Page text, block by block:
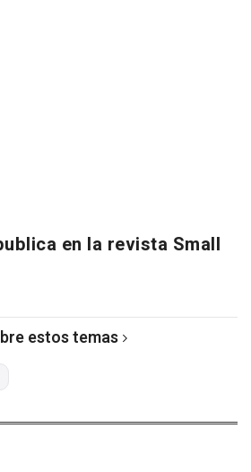
en la revista Small
estos temas